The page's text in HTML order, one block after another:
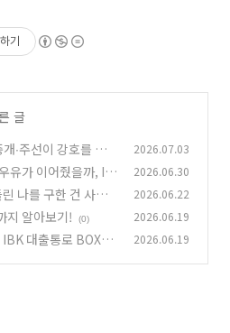
기
글
∙주선이 강호를 합
도 안 옴 (0)
2026.07.03
유가 이어줬을까, IB
?
(1)
2026.06.30
나를 구한 건 사제
2026.06.22
지 알아보기! (0) 2026.06.19
대출통로 BOX로
2026.06.19